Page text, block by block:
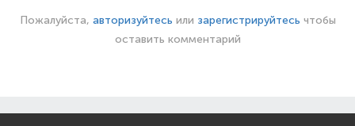
Пожалуйста, авторизуйтесь или зарегистрируйтесь чтобы
оставить комментарий